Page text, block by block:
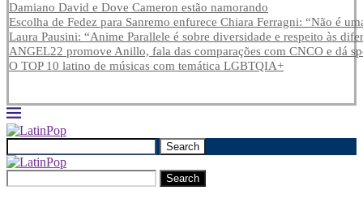
Damiano David e Dove Cameron estão namorando
Escolha de Fedez para Sanremo enfurece Chiara Ferragni: “Não é
Laura Pausini: “Anime Parallele é sobre diversidade e respeito às
ANGEL22 promove Anillo, fala das comparações com CNCO e dá
O TOP 10 latino de músicas com temática LGBTQIA+
Search
Search